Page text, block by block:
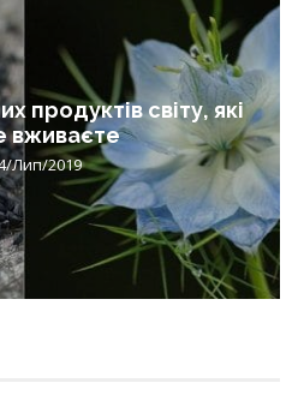
продуктів світу, які
вживаєте
Лип/2019